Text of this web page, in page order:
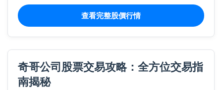
查看完整股價行情
奇哥公司股票交易攻略：全方位交易指
南揭秘